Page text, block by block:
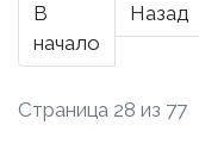
В
начало
Назад
Страница 28 из 77